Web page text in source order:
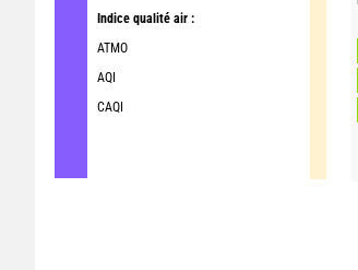
Indice qualité air :
ATMO
AQI
CAQI